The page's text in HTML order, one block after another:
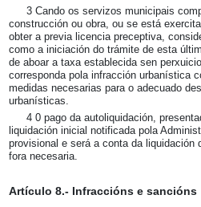
3 Cando os servizos municipais
construcción ou obra, ou se está
obter a previa licencia preceptiva,
como a iniciación do trámite de esta
de aboar a taxa establecida sen
corresponda pola infracción urbanística
medidas necesarias para o adecuado
urbanísticas.
4 0 pago da autoliquidación,
liquidación inicial notificada pola
provisional e será a conta da liquidación
fora necesaria.
Artículo 8.- Infraccións e sancións